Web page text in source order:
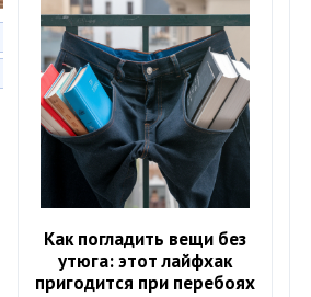
Как погладить вещи без
утюга: этот лайфхак
пригодится при перебоях